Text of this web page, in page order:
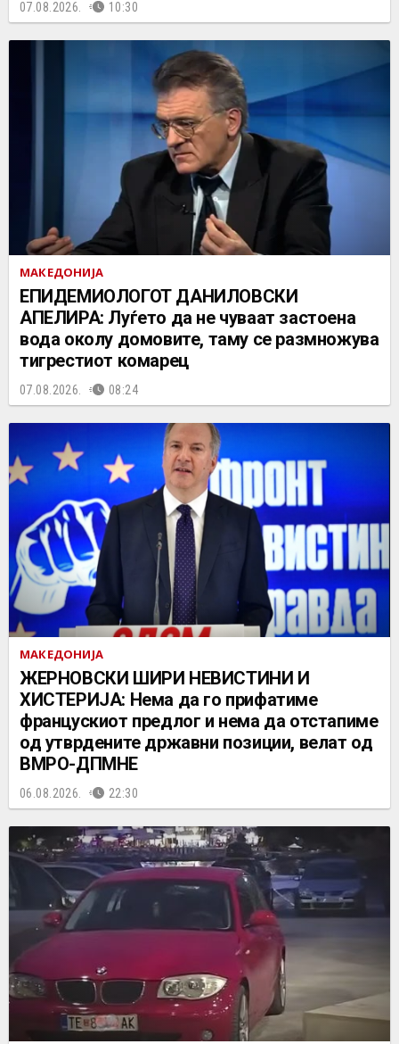
07.08.2026. 10:30
МАКЕДОНИЈА
EПИДЕМИОЛОГОТ ДАНИЛОВСКИ
АПЕЛИРА: Луѓето да не чуваат застоена
вода околу домовите, таму се размножува
тигрестиот комарец
07.08.2026. 08:24
МАКЕДОНИЈА
ЖЕРНОВСКИ ШИРИ НЕВИСТИНИ И
ХИСТЕРИЈА: Нема да го прифатиме
францускиот предлог и нема да отстапиме
од утврдените државни позиции, велат од
ВМРО-ДПМНЕ
06.08.2026. 22:30